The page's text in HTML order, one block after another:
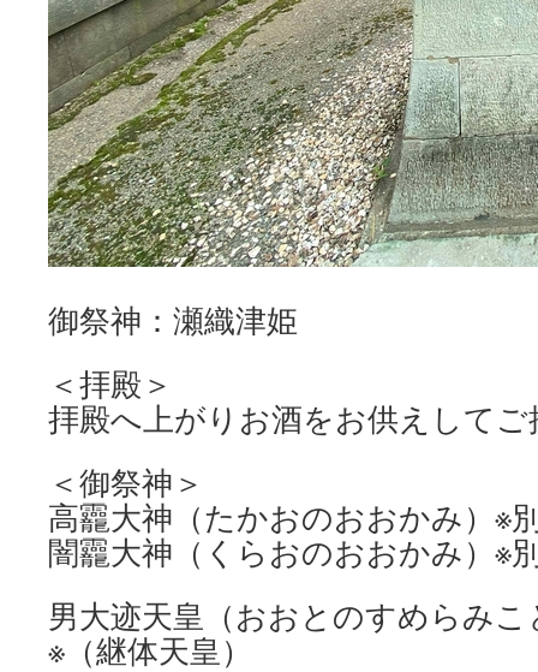
御祭神：瀬織津姫
＜拝殿＞
拝殿へ上がりお酒をお供えして
＜御祭神＞
高龗大神（たかおのおおかみ）※
闇龗大神（くらおのおおかみ）※
男大迹天皇（おおとのすめらみこ
※（継体天皇）